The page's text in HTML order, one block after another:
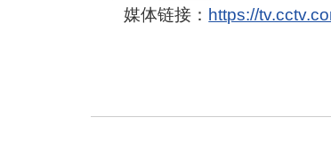
媒体链接： https://